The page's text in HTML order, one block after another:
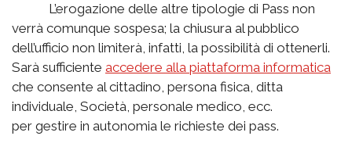
L’erogazione delle altre tipologie di Pass non
verrà comunque sospesa; la chiusura al pubblico
dell’ufficio non limiterà, infatti, la possibilità di ottenerli.
Sarà sufficiente accedere alla piattaforma informatica
che consente al cittadino, persona fisica, ditta
individuale, Società, personale medico, ecc.
per gestire in autonomia le richieste dei pass.